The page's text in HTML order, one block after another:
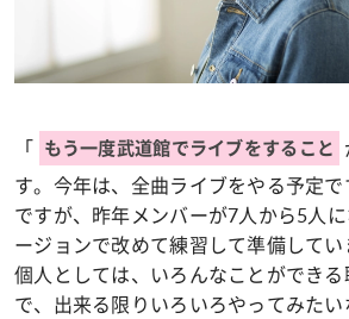
「 もう一度武道館でライブをすること
す。今年は、全曲ライブをやる予定
ですが、昨年メンバーが7人から5人
ージョンで改めて練習して準備してい
個人としては、いろんなことができ
で、出来る限りいろいろやってみたい